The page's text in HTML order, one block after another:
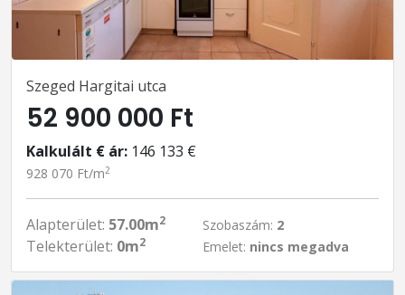
Szeged Hargitai utca
52 900 000 Ft
Kalkulált € ár: 146 133 €
928 070 Ft/m2
Alapterület: 57.00m2
Telekterület: 0m2
Szobaszám: 2
Emelet: nincs megadva